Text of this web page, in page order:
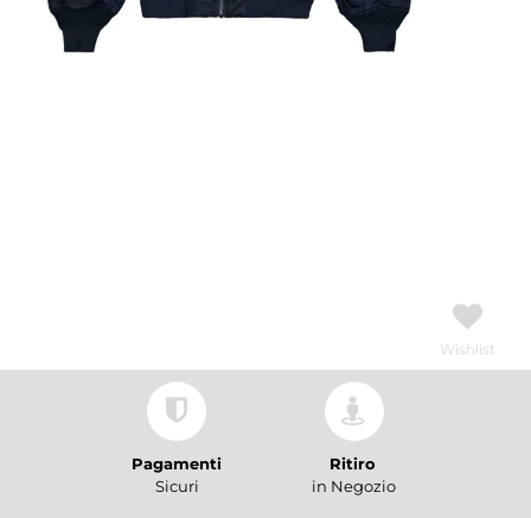
Wishlist
Pagamenti
Sicuri
Ritiro
in Negozio